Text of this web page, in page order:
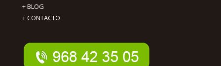
+BLOG
+CONTACTO